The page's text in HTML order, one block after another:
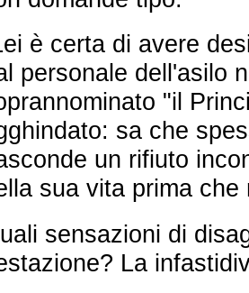
è certa di avere
personale dell'asilo
"il
sa che
un rifiuto
sua vita prima
sensazioni di
La